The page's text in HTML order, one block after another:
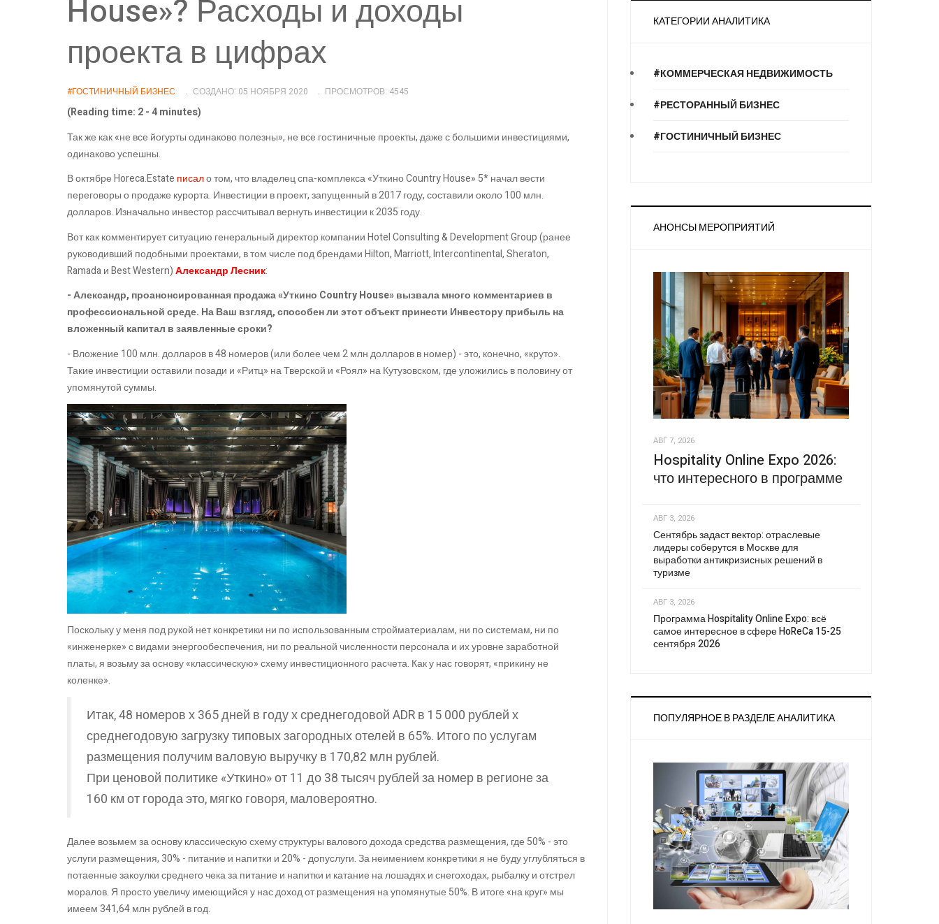
House»? Расходы и доходы
проекта в цифрах
#ГОСТИНИЧНЫЙ БИЗНЕС СОЗДАНО: 05 НОЯБРЯ 2020 ПРОСМОТРОВ: 4545
(Reading time: 2 - 4 minutes)
Так же как «не все йогурты одинаково полезны», не все гостиничные проекты, даже с большими инвестициями,
одинаково успешны.
В октябре Horeca.Estate писало том, что владелец спа-комплекса «Уткино Country House» 5* начал вести
переговоры о продаже курорта. Инвестиции в проект, запущенный в 2017 году, составили около 100 млн.
долларов. Изначально инвестор рассчитывал вернуть инвестиции к 2035 году.
Вот как комментирует ситуацию генеральный директор компании Hotel Consulting & Development Group (ранее
руководивший подобными проектами, в том числе под брендами Hilton, Marriott, Intercontinental, Sheraton,
Ramada и Best Western)Александр Лесник:
- Александр, проанонсированная продажа «Уткино Country House» вызвала много комментариев в
профессиональной среде. На Ваш взгляд, способен ли этот объект принести Инвестору прибыль на
вложенный капитал в заявленные сроки?
- Вложение 100 млн. долларов в 48 номеров (или более чем 2 млн долларов в номер) - это, конечно, «круто».
Такие инвестиции оставили позади и «Ритц» на Тверской и «Роял» на Кутузовском, где уложились в половину от
упомянутой суммы.
Поскольку у меня под рукой нет конкретики ни по использованным стройматериалам, ни по системам, ни по
«инженерке» с видами энергообеспечения, ни по реальной численности персонала и их уровне заработной
платы, я возьму за основу «классическую» схему инвестиционного расчета. Как у нас говорят, «прикину не
коленке».
Итак, 48 номеров х 365 дней в году х среднегодовой ADR в 15 000 рублей х
среднегодовую загрузку типовых загородных отелей в 65%. Итого по услугам
размещения получим валовую выручку в 170,82 млн рублей.
При ценовой политике «Уткино» от 11 до 38 тысяч рублей за номер в регионе за
160 км от города это, мягко говоря, маловероятно.
Далее возьмем за основу классическую схему структуры валового дохода средства размещения, где 50% - это
услуги размещения, 30% - питание и напитки и 20% - допуслуги. За неимением конкретики я не буду углубляться в
потаенные закоулки среднего чека за питание и напитки и катание на лошадях и снегоходах, рыбалку и отстрел
моралов. Я просто увеличу имеющийся у нас доход от размещения на упомянутые 50%. В итоге «на круг» мы
имеем 341,64 млн рублей в год.
КАТЕГОРИИ АНАЛИТИКА
#КОММЕРЧЕСКАЯ НЕДВИЖИМОСТЬ
#РЕСТОРАННЫЙ БИЗНЕС
#ГОСТИНИЧНЫЙ БИЗНЕС
АНОНСЫ МЕРОПРИЯТИЙ
АВГ 7, 2026
Hospitality Online Expo 2026:
что интересного в программе
АВГ 3, 2026
Сентябрь задаст вектор: отраслевые
лидеры соберутся в Москве для
выработки антикризисных решений в
туризме
АВГ 3, 2026
Программа Hospitality Online Expo: всё
самое интересное в сфере HoReCa 15-25
сентября 2026
ПОПУЛЯРНОЕ В РАЗДЕЛЕ АНАЛИТИКА